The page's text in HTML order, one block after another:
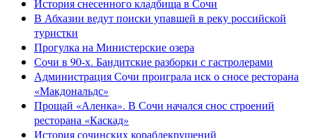
История снесенного кладбища в Сочи
В Абхазии ведут поиски упавшей в реку российской
туристки
Прогулка на Министерские озера
Сочи в 90-х. Бандитские разборки с гастролерами
Администрация Сочи проиграла иск о сносе ресторана
«Макдональдс»
Прощай «Аленка». В Сочи начался снос строений
ресторана «Каскад»
История сочинских кораблекрушений